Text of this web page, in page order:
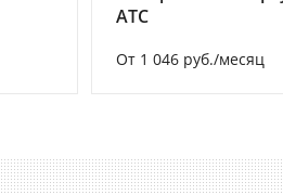
АТС
От 1 046 руб./месяц